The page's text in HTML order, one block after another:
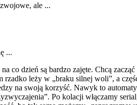
ale ...
...
co dzień są bardzo zajęte. Chcą
leży w „braku silnej woli”, a
na swoją korzyść. Nawyk to
Po kolacji włączamy